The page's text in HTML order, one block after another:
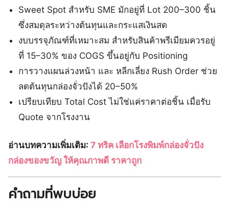
Sweet Spot สำหรับ SME มักอยู่ที่ Lot 200–300 ชิ้น
ซึ่งสมดุลระหว่างต้นทุนและกระแสเงินสด
งบบรรจุภัณฑ์ที่เหมาะสม สำหรับสินค้าพรีเมียมควรอยู่
ที่ 15–30% ของ COGS ขึ้นอยู่กับ Positioning
การวางแผนล่วงหน้า และ หลีกเลี่ยง Rush Order ช่วย
ลดต้นทุนกล่องจั่วปังได้ 20–50%
เปรียบเทียบ Total Cost ไม่ใช่แค่ราคาต่อชิ้น เมื่อรับ
Quote จากโรงงาน
อ่านบทความเพิ่มเติม: 7 ทริค เลือกโรงพิมพ์กล่องจั่วปัง
กล่องของขวัญ ให้คุณภาพดี ราคาถูก
คำถามที่พบบ่อย